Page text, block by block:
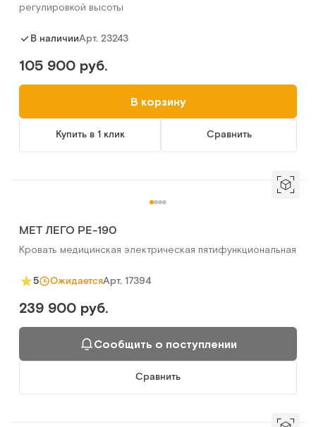
регулировкой высоты
В наличииАрт. 23243
105 900 руб.
В корзину
Купить в 1 клик Сравнить
MET ЛЕГО РЕ-190
Кровать медицинская электрическая пятифункциональная
5 ОжидаетсяАрт. 17394
239 900 руб.
Сообщить о поступлении
Сравнить